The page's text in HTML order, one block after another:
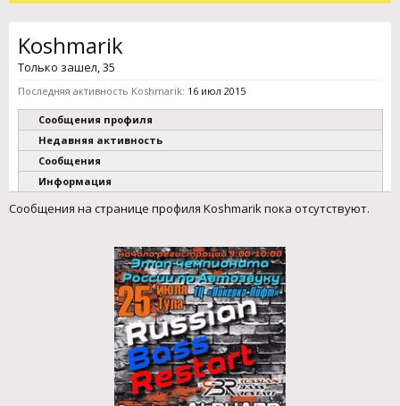
Koshmarik
Только зашел, 35
Последняя активность Koshmarik: 16 июл 2015
Сообщения профиля
Недавняя активность
Сообщения
Информация
Сообщения на странице профиля Koshmarik пока отсутствуют.